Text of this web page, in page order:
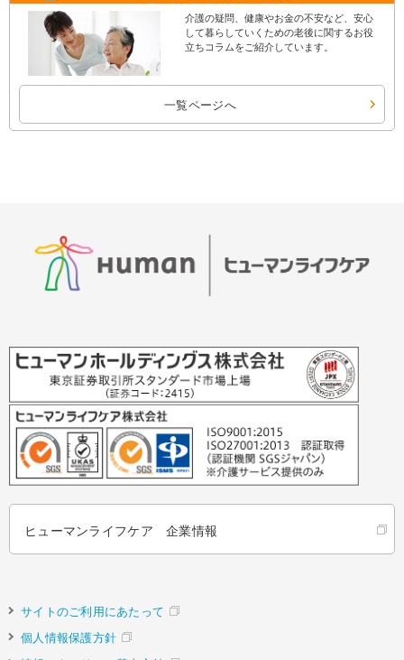
介護の疑問、健康やお金の不安など、安心
して暮らしていくための老後に関するお役
立ちコラムをご紹介しています。
一覧ページへ
ヒューマンライフケア 企業情報
サイトのご利用にあたって
個人情報保護方針